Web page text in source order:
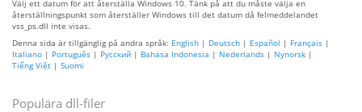
Välj ett datum för att återställa Windows 10. Tänk på att du måste välja en
återställningspunkt som återställer Windows till det datum då felmeddelandet
vss_ps.dll inte visas.
Denna sida är tillgänglig på andra språk: English | Deutsch | Español | Français |
Italiano | Português | Русский | Bahasa Indonesia | Nederlands | Nynorsk |
Tiếng Việt | Suomi
Populära dll-filer